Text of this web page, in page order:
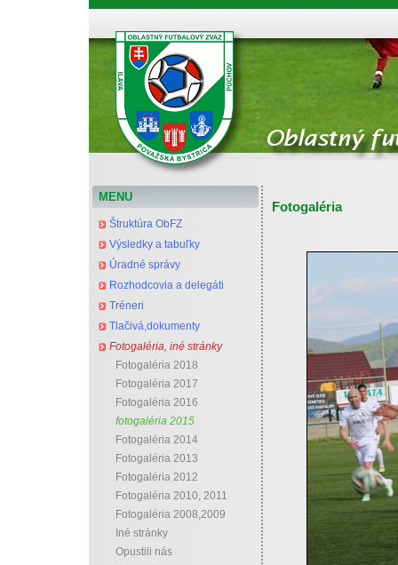
MENU
Štruktúra ObFZ
Výsledky a tabuľky
Úradné správy
Rozhodcovia a delegáti
Tréneri
Tlačivá,dokumenty
Fotogaléria, iné stránky
Fotogaléria 2018
Fotogaléria 2017
Fotogaléria 2016
fotogaléria 2015
Fotogaléria 2014
Fotogaléria 2013
Fotogaléria 2012
Fotogaléria 2010, 2011
Fotogaléria 2008,2009
Iné stránky
Opustili nás
Fotogaléria